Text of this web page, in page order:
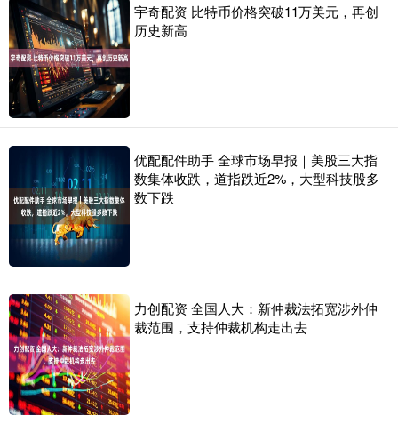
宇奇配资 比特币价格突破11万美元，再创
历史新高
优配配件助手 全球市场早报｜美股三大指
数集体收跌，道指跌近2%，大型科技股多
数下跌
力创配资 全国人大：新仲裁法拓宽涉外仲
裁范围，支持仲裁机构走出去